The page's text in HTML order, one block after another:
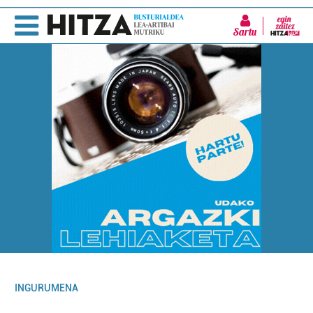
Sartu
INGURUMENA